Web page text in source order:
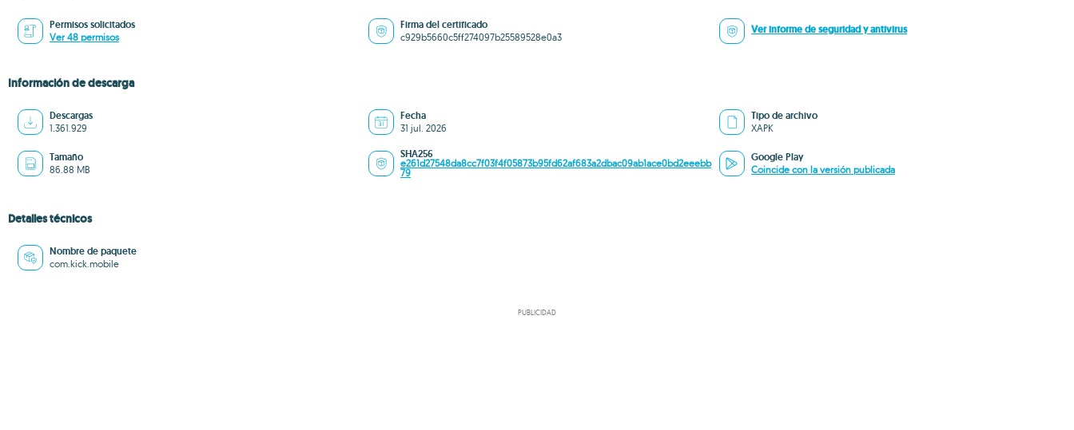
Permisos solicitados
Ver 48 permisos
Firma del certificado
c929b5660c5ff274097b25589528e0a3
Ver informe de seguridad y antivirus
Información de descarga
Descargas
1.361.929
Fecha
31 jul. 2026
Tipo de archivo
XAPK
Tamaño
86.88 MB
SHA256
e261d27548da8cc7f03f4f05873b95fd62af683a2dbac09ab1ace0bd2eeebb
79
Google Play
Coincide con la versión publicada
Detalles técnicos
Nombre de paquete
com.kick.mobile
PUBLICIDAD